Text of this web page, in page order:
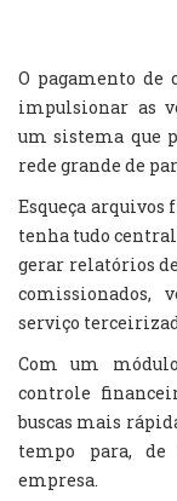
O pagamento de
impulsionar as
um sistema que
rede grande de
Esqueça arquivos
tenha tudo
gerar relatórios
comissionados,
serviço
Com um
controle
buscas mais
tempo para, de
empresa.